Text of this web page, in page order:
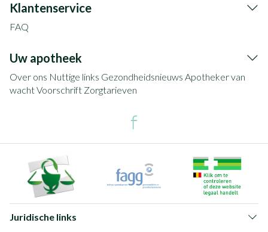
Klantenservice
FAQ
Uw apotheek
Over ons Nuttige links Gezondheidsnieuws Apotheker van
wachtVoorschrift Zorgtarieven
Juridische links